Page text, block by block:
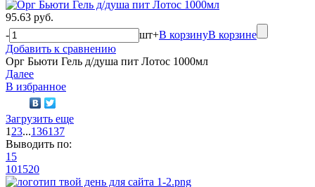
95.63 руб.
-
шт+В корзинуВ корзине
Добавить к сравнению
Орг Бьюти Гель д/душа пит Лотос 1000мл
Далее
В избранное
Загрузить еще
1 23...136137
Выводить по:
15
101520